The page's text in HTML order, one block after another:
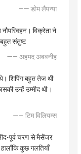
—— डोम लैपन्या
विक्रेता ने
बहुत संतुष्ट
—— अहमद अबबनीह
शिपिंग बहुत तेज थी
उन्हें उम्मीद थी।
—— टिम विलियम्स
पूर्व चरण से मैसेंजर
कुछ गलतियाँ